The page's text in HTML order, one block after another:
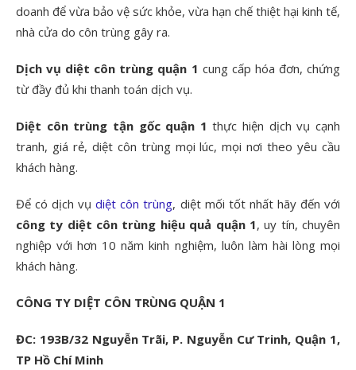
doanh để vừa bảo vệ sức khỏe, vừa hạn chế thiệt hại kinh tế,
nhà cửa do côn trùng gây ra.
Dịch vụ diệt côn trùng quận 1 cung cấp hóa đơn, chứng
từ đầy đủ khi thanh toán dịch vụ.
Diệt côn trùng tận gốc quận 1 thực hiện dịch vụ cạnh
tranh, giá rẻ, diệt côn trùng mọi lúc, mọi nơi theo yêu cầu
khách hàng.
Để có dịch vụdiệt côn trùng, diệt mối tốt nhất hãy đến với
công ty diệt côn trùng hiệu quả quận 1, uy tín, chuyên
nghiệp với hơn 10 năm kinh nghiệm, luôn làm hài lòng mọi
khách hàng.
CÔNG TY DIỆT CÔN TRÙNG QUẬN 1
ĐC: 193B/32 Nguyễn Trãi, P. Nguyễn Cư Trinh, Quận 1,
TP Hồ Chí Minh